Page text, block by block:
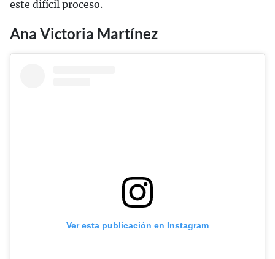
este difícil proceso.
Ana Victoria Martínez
Ver esta publicación en Instagram